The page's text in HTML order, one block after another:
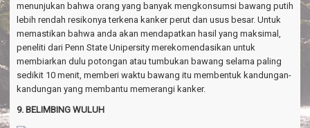
menunjukan bahwa orang yang banyak mengkonsumsi bawang putih
lebih rendah resikonya terkena kanker perut dan usus besar. Untuk
memastikan bahwa anda akan mendapatkan hasil yang maksimal,
peneliti dari Penn State Unipersity merekomendasikan untuk
membiarkan dulu potongan atau tumbukan bawang selama paling
sedikit 10 menit, memberi waktu bawang itu membentuk kandungan-
kandungan yang membantu memerangi kanker.
9. BELIMBING WULUH